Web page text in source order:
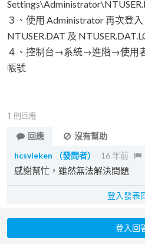
３、使用 Administrator 再次登
NTUSER.DAT 及
４、控制台→系統→進階→使用
帳號
1 則回應
回應
沒有幫助
hcsvieken
（發問者） 16 年前
感謝幫忙，雖然無法解決問題
登入發表
登入回